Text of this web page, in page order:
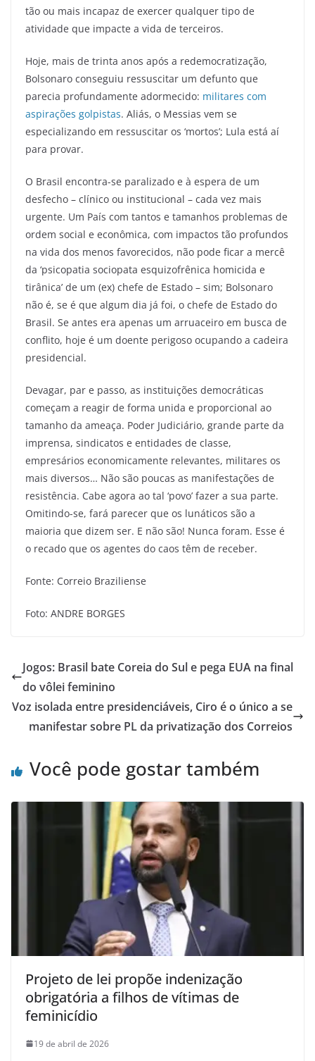
tão ou mais incapaz de exercer qualquer tipo de
atividade que impacte a vida de terceiros.
Hoje, mais de trinta anos após a redemocratização,
Bolsonaro conseguiu ressuscitar um defunto que
parecia profundamente adormecido: militares com
aspirações golpistas. Aliás, o Messias vem se
especializando em ressuscitar os ‘mortos’; Lula está aí
para provar.
O Brasil encontra-se paralizado e à espera de um
desfecho – clínico ou institucional – cada vez mais
urgente. Um País com tantos e tamanhos problemas de
ordem social e econômica, com impactos tão profundos
na vida dos menos favorecidos, não pode ficar a mercê
da ‘psicopatia sociopata esquizofrênica homicida e
tirânica’ de um (ex) chefe de Estado – sim; Bolsonaro
não é, se é que algum dia já foi, o chefe de Estado do
Brasil. Se antes era apenas um arruaceiro em busca de
conflito, hoje é um doente perigoso ocupando a cadeira
presidencial.
Devagar, par e passo, as instituições democráticas
começam a reagir de forma unida e proporcional ao
tamanho da ameaça. Poder Judiciário, grande parte da
imprensa, sindicatos e entidades de classe,
empresários economicamente relevantes, militares os
mais diversos… Não são poucas as manifestações de
resistência. Cabe agora ao tal ‘povo’ fazer a sua parte.
Omitindo-se, fará parecer que os lunáticos são a
maioria que dizem ser. E não são! Nunca foram. Esse é
o recado que os agentes do caos têm de receber.
Fonte: Correio Braziliense
Foto: ANDRE BORGES
Jogos: Brasil bate Coreia do Sul e pega EUA na final
do vôlei feminino
Voz isolada entre presidenciáveis, Ciro é o único a se
manifestar sobre PL da privatização dos Correios
Você pode gostar também
Projeto de lei propõe indenização
obrigatória a filhos de vítimas de
feminicídio
19 de abril de 2026